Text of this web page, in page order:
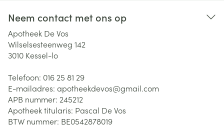
Neem contact met ons op
Apotheek De Vos
Wilselsesteenweg 142
3010 Kessel-lo
Telefoon: 016 25 81 29
E-mailadres: apotheekdevos@gmail.com
APB nummer: 245212
Apotheek titularis: Pascal De Vos
BTW nummer: BE0542878019